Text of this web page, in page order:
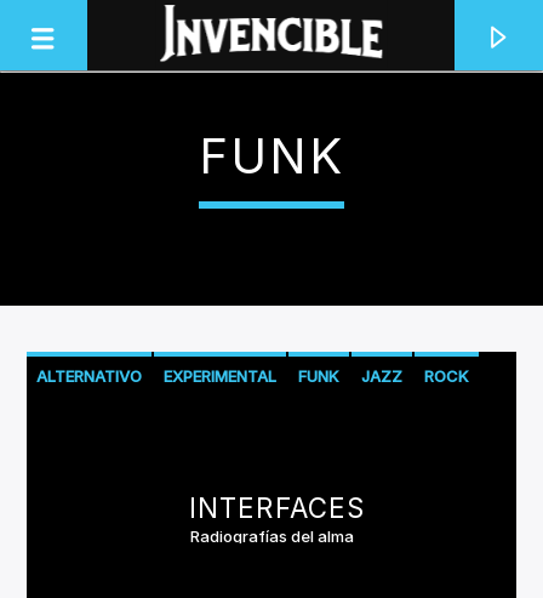
INVENCIBLE RADIO
JUNTOS SOMOS INVENCIBLES
CANCIÓN ACTUAL
FUNK
ALTERNATIVO EXPERIMENTAL FUNK JAZZ ROCK
INTERFACES
Radiografías del alma